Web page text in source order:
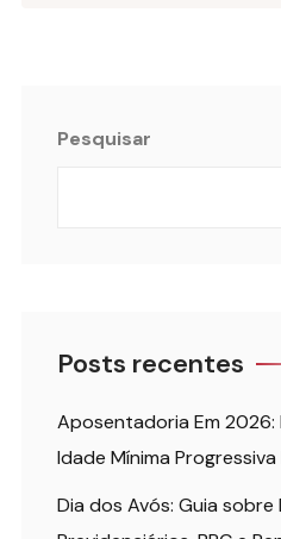
Pesquisar
Posts recentes
Aposentadoria Em 2026:
Idade Mínima
Dia dos Avós: Guia sobre